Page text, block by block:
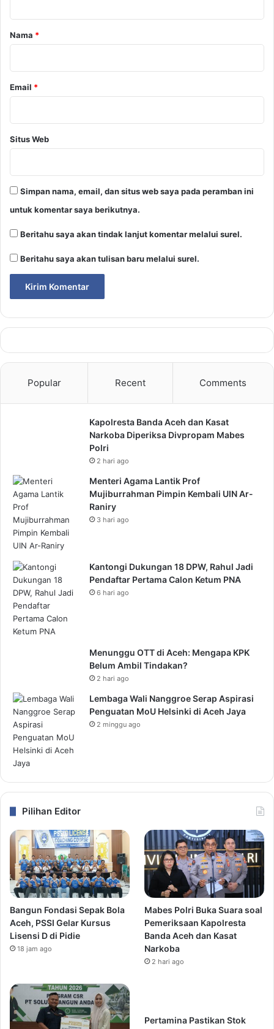
r
Nama *
Email *
Situs Web
Simpan nama, email, dan situs web saya pada peramban ini
untuk komentar saya berikutnya.
Beritahu saya akan tindak lanjut komentar melalui surel.
Beritahu saya akan tulisan baru melalui surel.
Popular Recent Comments
Kapolresta Banda Aceh dan Kasat
Narkoba Diperiksa Divpropam Mabes
Polri
2 hari ago
Menteri Agama Lantik Prof
Mujiburrahman Pimpin Kembali UIN Ar-
Raniry
3 hari ago
Kantongi Dukungan 18 DPW, Rahul Jadi
Pendaftar Pertama Calon Ketum PNA
6 hari ago
Menunggu OTT di Aceh: Mengapa KPK
Belum Ambil Tindakan?
2 hari ago
Lembaga Wali Nanggroe Serap Aspirasi
Penguatan MoU Helsinki di Aceh Jaya
2 minggu ago
Pilihan Editor
Bangun Fondasi Sepak Bola
Aceh, PSSI Gelar Kursus
Lisensi D di Pidie
18 jam ago
Mabes Polri Buka Suara soal
Pemeriksaan Kapolresta
Banda Aceh dan Kasat
Narkoba
2 hari ago
Pertamina Pastikan Stok